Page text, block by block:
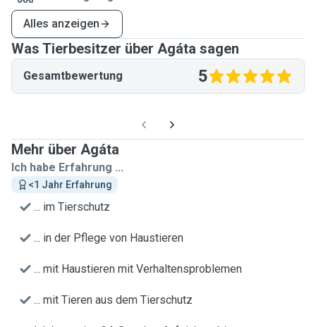
Alles anzeigen
Was Tierbesitzer über Agáta sagen
Gesamtbewertung 5
Mehr über Agáta
Ich habe Erfahrung ...
<1 Jahr Erfahrung
... im Tierschutz
... in der Pflege von Haustieren
... mit Haustieren mit Verhaltensproblemen
... mit Tieren aus dem Tierschutz